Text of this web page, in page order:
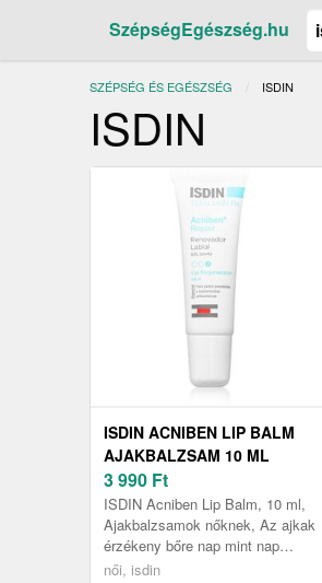
SzépségEgészség.hu
SZÉPSÉG ÉS EGÉSZSÉG JELENLEGI:
ISDIN
ISDIN
ISDIN ACNIBEN LIP BALM
AJAKBALZSAM 10 ML
3 990 Ft
ISDIN Acniben Lip Balm, 10 ml,
Ajakbalzsamok nőknek, Az ajkak
érzékeny bőre nap mint nap
különféle igénybevételnek van
női, isdin